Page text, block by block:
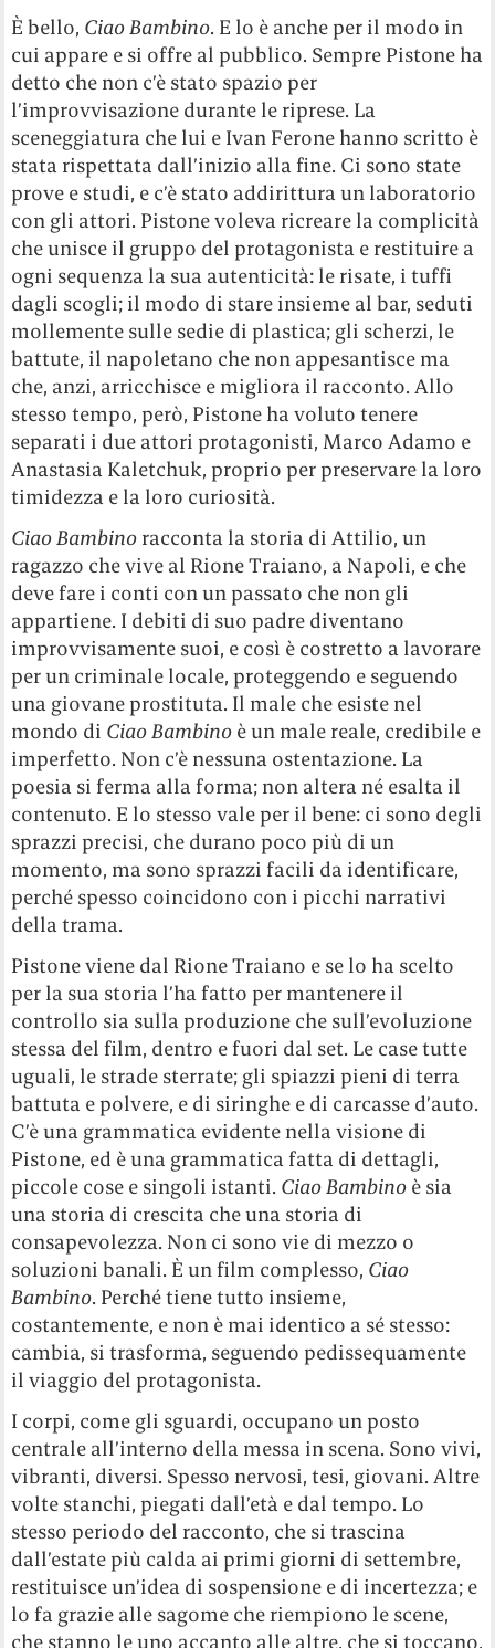
È bello, Ciao Bambino. E lo è anche per il modo in
cui appare e si offre al pubblico. Sempre Pistone ha
detto che non c’è stato spazio per
l’improvvisazione durante le riprese. La
sceneggiatura che lui e Ivan Ferone hanno scritto è
stata rispettata dall’inizio alla fine. Ci sono state
prove e studi, e c’è stato addirittura un laboratorio
con gli attori. Pistone voleva ricreare la complicità
che unisce il gruppo del protagonista e restituire a
ogni sequenza la sua autenticità: le risate, i tuffi
dagli scogli; il modo di stare insieme al bar, seduti
mollemente sulle sedie di plastica; gli scherzi, le
battute, il napoletano che non appesantisce ma
che, anzi, arricchisce e migliora il racconto. Allo
stesso tempo, però, Pistone ha voluto tenere
separati i due attori protagonisti, Marco Adamo e
Anastasia Kaletchuk, proprio per preservare la loro
timidezza e la loro curiosità.
Ciao Bambino racconta la storia di Attilio, un
ragazzo che vive al Rione Traiano, a Napoli, e che
deve fare i conti con un passato che non gli
appartiene. I debiti di suo padre diventano
improvvisamente suoi, e così è costretto a lavorare
per un criminale locale, proteggendo e seguendo
una giovane prostituta. Il male che esiste nel
mondo di Ciao Bambino è un male reale, credibile e
imperfetto. Non c’è nessuna ostentazione. La
poesia si ferma alla forma; non altera né esalta il
contenuto. E lo stesso vale per il bene: ci sono degli
sprazzi precisi, che durano poco più di un
momento, ma sono sprazzi facili da identificare,
perché spesso coincidono con i picchi narrativi
della trama.
Pistone viene dal Rione Traiano e se lo ha scelto
per la sua storia l’ha fatto per mantenere il
controllo sia sulla produzione che sull’evoluzione
stessa del film, dentro e fuori dal set. Le case tutte
uguali, le strade sterrate; gli spiazzi pieni di terra
battuta e polvere, e di siringhe e di carcasse d’auto.
C’è una grammatica evidente nella visione di
Pistone, ed è una grammatica fatta di dettagli,
piccole cose e singoli istanti. Ciao Bambino è sia
una storia di crescita che una storia di
consapevolezza. Non ci sono vie di mezzo o
soluzioni banali. È un film complesso, Ciao
Bambino. Perché tiene tutto insieme,
costantemente, e non è mai identico a sé stesso:
cambia, si trasforma, seguendo pedissequamente
il viaggio del protagonista.
I corpi, come gli sguardi, occupano un posto
centrale all’interno della messa in scena. Sono vivi,
vibranti, diversi. Spesso nervosi, tesi, giovani. Altre
volte stanchi, piegati dall’età e dal tempo. Lo
stesso periodo del racconto, che si trascina
dall’estate più calda ai primi giorni di settembre,
restituisce un’idea di sospensione e di incertezza; e
lo fa grazie alle sagome che riempiono le scene,
che stanno le uno accanto alle altre, che si toccano,